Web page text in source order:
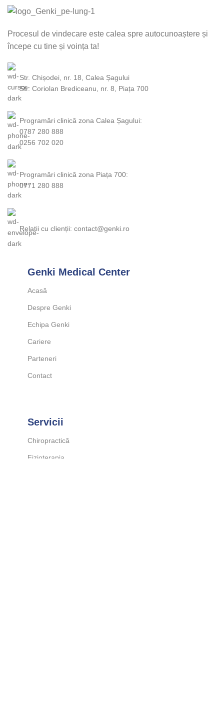
Procesul de vindecare este calea spre autocunoaștere și
începe cu tine și voința ta!
Str. Chișodei, nr. 18, Calea Șagului
Str. Coriolan Brediceanu, nr. 8, Piața 700
Programări clinică zona Calea Șagului:
0787 280 888
0256 702 020
Programări clinică zona Piața 700:
0771 280 888
Relații cu clienții: contact@genki.ro
Genki Medical Center
Acasă
Despre Genki
Echipa Genki
Cariere
Parteneri
Contact
Servicii
Chiropractică
Fizioterapia